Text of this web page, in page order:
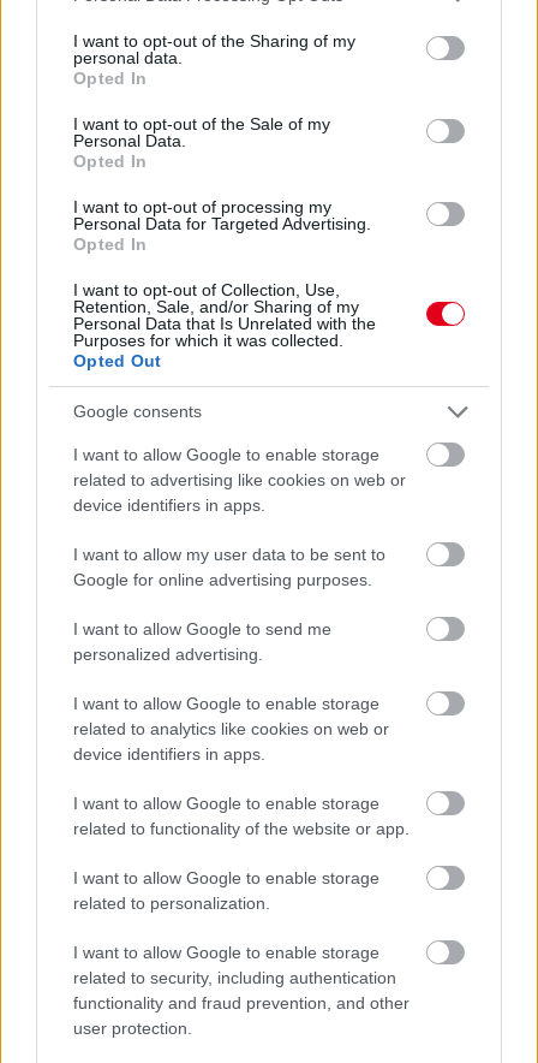
not limited to your visit or usage behaviour. You may click to
grant or deny consent to Google and its third-party tags to
use your data for below specified purposes in below Google
consent section.
I want to opt-out of the Sharing of my
personal data.
Opted In
I want to opt-out of the Sale of my
Personal Data.
Opted In
I want to opt-out of processing my
Personal Data for Targeted Advertising.
Opted In
I want to opt-out of Collection, Use,
Retention, Sale, and/or Sharing of my
Personal Data that Is Unrelated with the
Purposes for which it was collected.
Opted Out
Google consents
I want to allow Google to enable storage
related to advertising like cookies on web or
device identifiers in apps.
I want to allow my user data to be sent to
Google for online advertising purposes.
I want to allow Google to send me
personalized advertising.
I want to allow Google to enable storage
related to analytics like cookies on web or
device identifiers in apps.
I want to allow Google to enable storage
related to functionality of the website or app.
I want to allow Google to enable storage
related to personalization.
I want to allow Google to enable storage
related to security, including authentication
functionality and fraud prevention, and other
user protection.
„Jó látni, hogy közel az álom” – Camara az F1-es
1 napja
MotoGP: Bezzecchi közel egy másodpercet javított a
körrekordon
1 napja
Sajtó: Az Aston Martintól érkezik Lambiase utódja a Red
Bullhoz?